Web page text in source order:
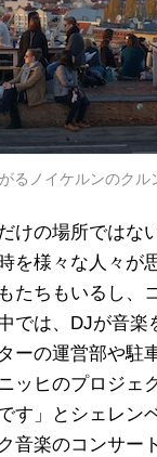
るノイケルンのクル
の場所ではな
を様々な人々が
たちもいるし、
では、DJが音
ーの運営部や駐
ッヒのプロジェ
す」とシェレン
音楽のコンサー